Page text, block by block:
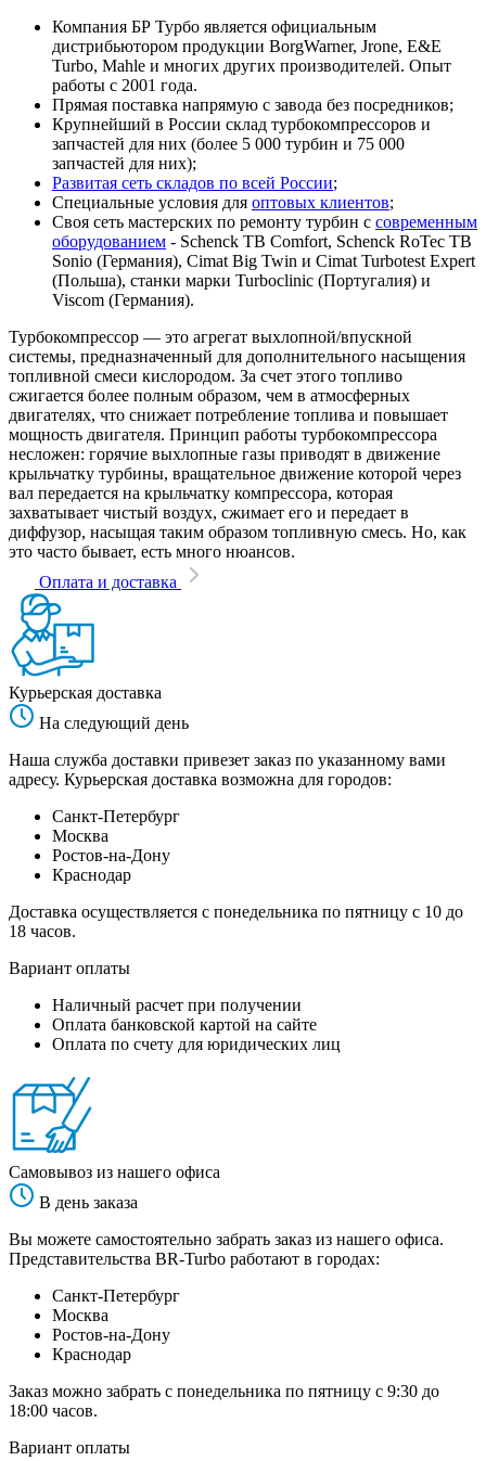
Компания БР Турбо является официальным
дистрибьютором продукции BorgWarner, Jrone, E&E
Turbo, Mahle и многих других производителей. Опыт
работы с 2001 года.
Прямая поставка напрямую с завода без посредников;
Крупнейший в России склад турбокомпрессоров и
запчастей для них (более 5 000 турбин и 75 000
запчастей для них);
Развитая сеть складов по всей России;
Специальные условия для оптовых клиентов;
Своя сеть мастерских по ремонту турбин с современным
оборудованием - Schenck TB Comfort, Schenck RoTec TB
Sonio (Германия), Cimat Big Twin и Cimat Turbotest Expert
(Польша), станки марки Turboclinic (Португалия) и
Viscom (Германия).
Турбокомпрессор — это агрегат выхлопной/впускной
системы, предназначенный для дополнительного насыщения
топливной смеси кислородом. За счет этого топливо
сжигается более полным образом, чем в атмосферных
двигателях, что снижает потребление топлива и повышает
мощность двигателя. Принцип работы турбокомпрессора
несложен: горячие выхлопные газы приводят в движение
крыльчатку турбины, вращательное движение которой через
вал передается на крыльчатку компрессора, которая
захватывает чистый воздух, сжимает его и передает в
диффузор, насыщая таким образом топливную смесь. Но, как
это часто бывает, есть много нюансов.
Оплата и доставка
Курьерская доставка
На следующий день
Наша служба доставки привезет заказ по указанному вами
адресу. Курьерская доставка возможна для городов:
Санкт-Петербург
Москва
Ростов-на-Дону
Краснодар
Доставка осуществляется с понедельника по пятницу с 10 до
18 часов.
Вариант оплаты
Наличный расчет при получении
Оплата банковской картой на сайте
Оплата по счету для юридических лиц
Самовывоз из нашего офиса
В день заказа
Вы можете самостоятельно забрать заказ из нашего офиса.
Представительства BR-Turbo работают в городах:
Санкт-Петербург
Москва
Ростов-на-Дону
Краснодар
Заказ можно забрать с понедельника по пятницу с 9:30 до
18:00 часов.
Вариант оплаты